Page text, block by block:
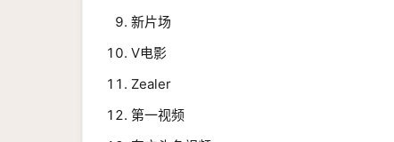
新片场
V电影
Zealer
第一视频